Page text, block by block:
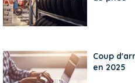
Coup
en 2025